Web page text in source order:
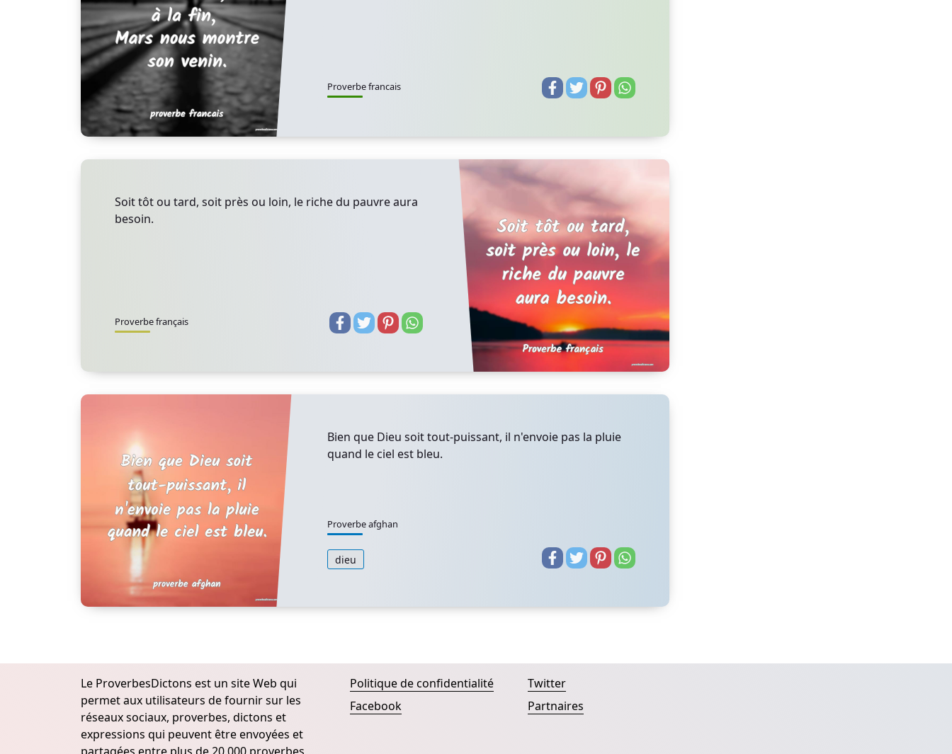
Proverbe francais
Soit tôt ou tard, soit près ou loin, le riche du pauvre aura
besoin.
Proverbe français
Bien que Dieu soit tout-puissant, il n'envoie pas la pluie
quand le ciel est bleu.
Proverbe afghan
dieu
Le ProverbesDictons est un site Web qui
permet aux utilisateurs de fournir sur les
réseaux sociaux, proverbes, dictons et
expressions qui peuvent être envoyées et
Politique de confidentialité
Facebook
Twitter
Partnaires